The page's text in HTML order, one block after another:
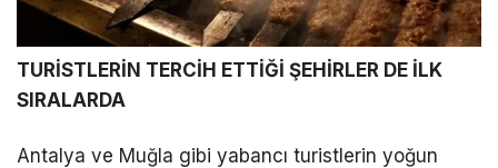
TURİSTLERİN TERCİH ETTİĞİ ŞEHİRLER DE İLK
SIRALARDA
Antalya ve Muğla gibi yabancı turistlerin yoğun